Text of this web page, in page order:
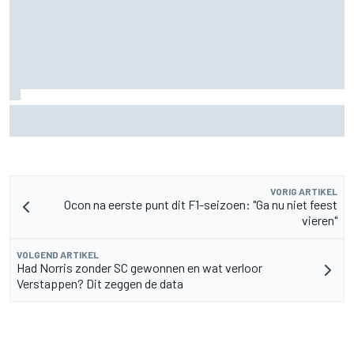
VORIG ARTIKEL
Ocon na eerste punt dit F1-seizoen: "Ga nu niet feest
vieren"
VOLGEND ARTIKEL
Had Norris zonder SC gewonnen en wat verloor
Verstappen? Dit zeggen de data